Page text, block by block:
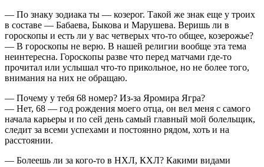
— По знаку зодиака ты — козерог. Такой же знак еще у троих
в составе — Бабаева, Быкова и Марушева. Веришь ли в
гороскопы и есть ли у вас четверых что-то общее, козерожье?
— В гороскопы не верю. В нашей религии вообще эта тема
неинтересна. Гороскопы разве что перед матчами где-то
прочитал или услышал что-то прикольное, но не более того,
внимания на них не обращаю.
— Почему у тебя 68 номер? Из-за Яромира Ягра?
— Нет, 68 — год рождения моего отца, он вел меня с самого
начала карьеры и по сей день самый главный мой болельщик,
следит за всеми успехами и постоянно рядом, хоть и на
расстоянии.
— Болеешь ли за кого-то в НХЛ, КХЛ? Какими видами